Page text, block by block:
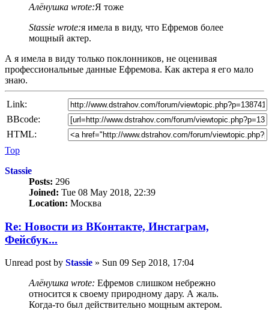
Алёнушка wrote:Я тоже
Stassie wrote:я имела в виду, что Ефремов более
мощный актер.
А я имела в виду только поклонников, не оценивая
профессиональные данные Ефремова. Как актера я его мало
знаю.
Link:
BBcode:
HTML:
Top
Stassie
Posts: 296
Joined: Tue 08 May 2018, 22:39
Location: Москва
Re: Новости из ВКонтакте, Инстаграм,
Фейсбук...
Unread post by Stassie » Sun 09 Sep 2018, 17:04
Алёнушка wrote: Ефремов слишком небрежно
относится к своему природному дару. А жаль.
Когда-то был действительно мощным актером.